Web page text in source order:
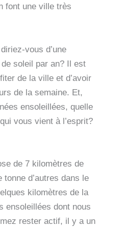
font une ville très
vous d’une
soleil par an? Il est
de la ville et d’avoir
de la semaine. Et,
ensoleillées, quelle
vous vient à l’esprit?
de 7 kilomètres de
d’autres dans le
kilomètres de la
ensoleillées dont nous
rester actif, il y a un